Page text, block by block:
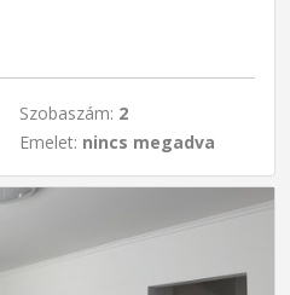
Szobaszám: 2
Emelet: nincs megadva